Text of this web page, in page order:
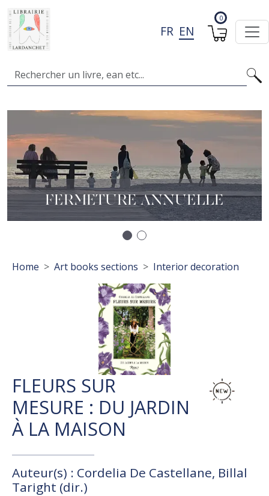
Skip to main content
Search
FR EN
0
FERMETURE ANNUELLE
Breadcrumb
Home Art books sections Interior decoration
FLEURS SUR
MESURE : DU JARDIN
À LA MAISON
Auteur(s) : Cordelia De Castellane, Billal
Taright (dir.)